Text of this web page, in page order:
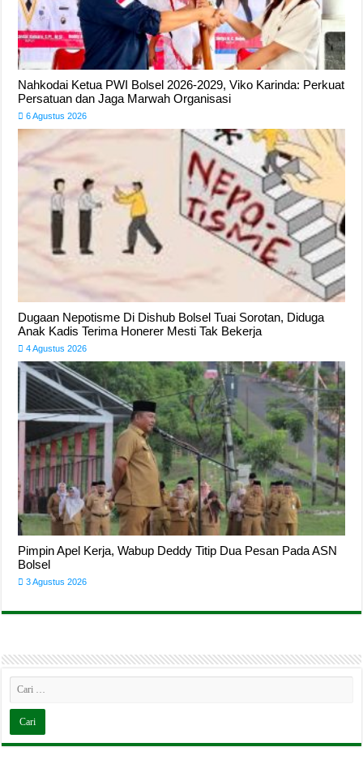
Nahkodai Ketua PWI Bolsel 2026-2029, Viko Karinda: Perkuat
Persatuan dan Jaga Marwah Organisasi
6 Agustus 2026
Dugaan Nepotisme Di Dishub Bolsel Tuai Sorotan, Diduga
Anak Kadis Terima Honerer Mesti Tak Bekerja
4 Agustus 2026
Pimpin Apel Kerja, Wabup Deddy Titip Dua Pesan Pada ASN
Bolsel
3 Agustus 2026